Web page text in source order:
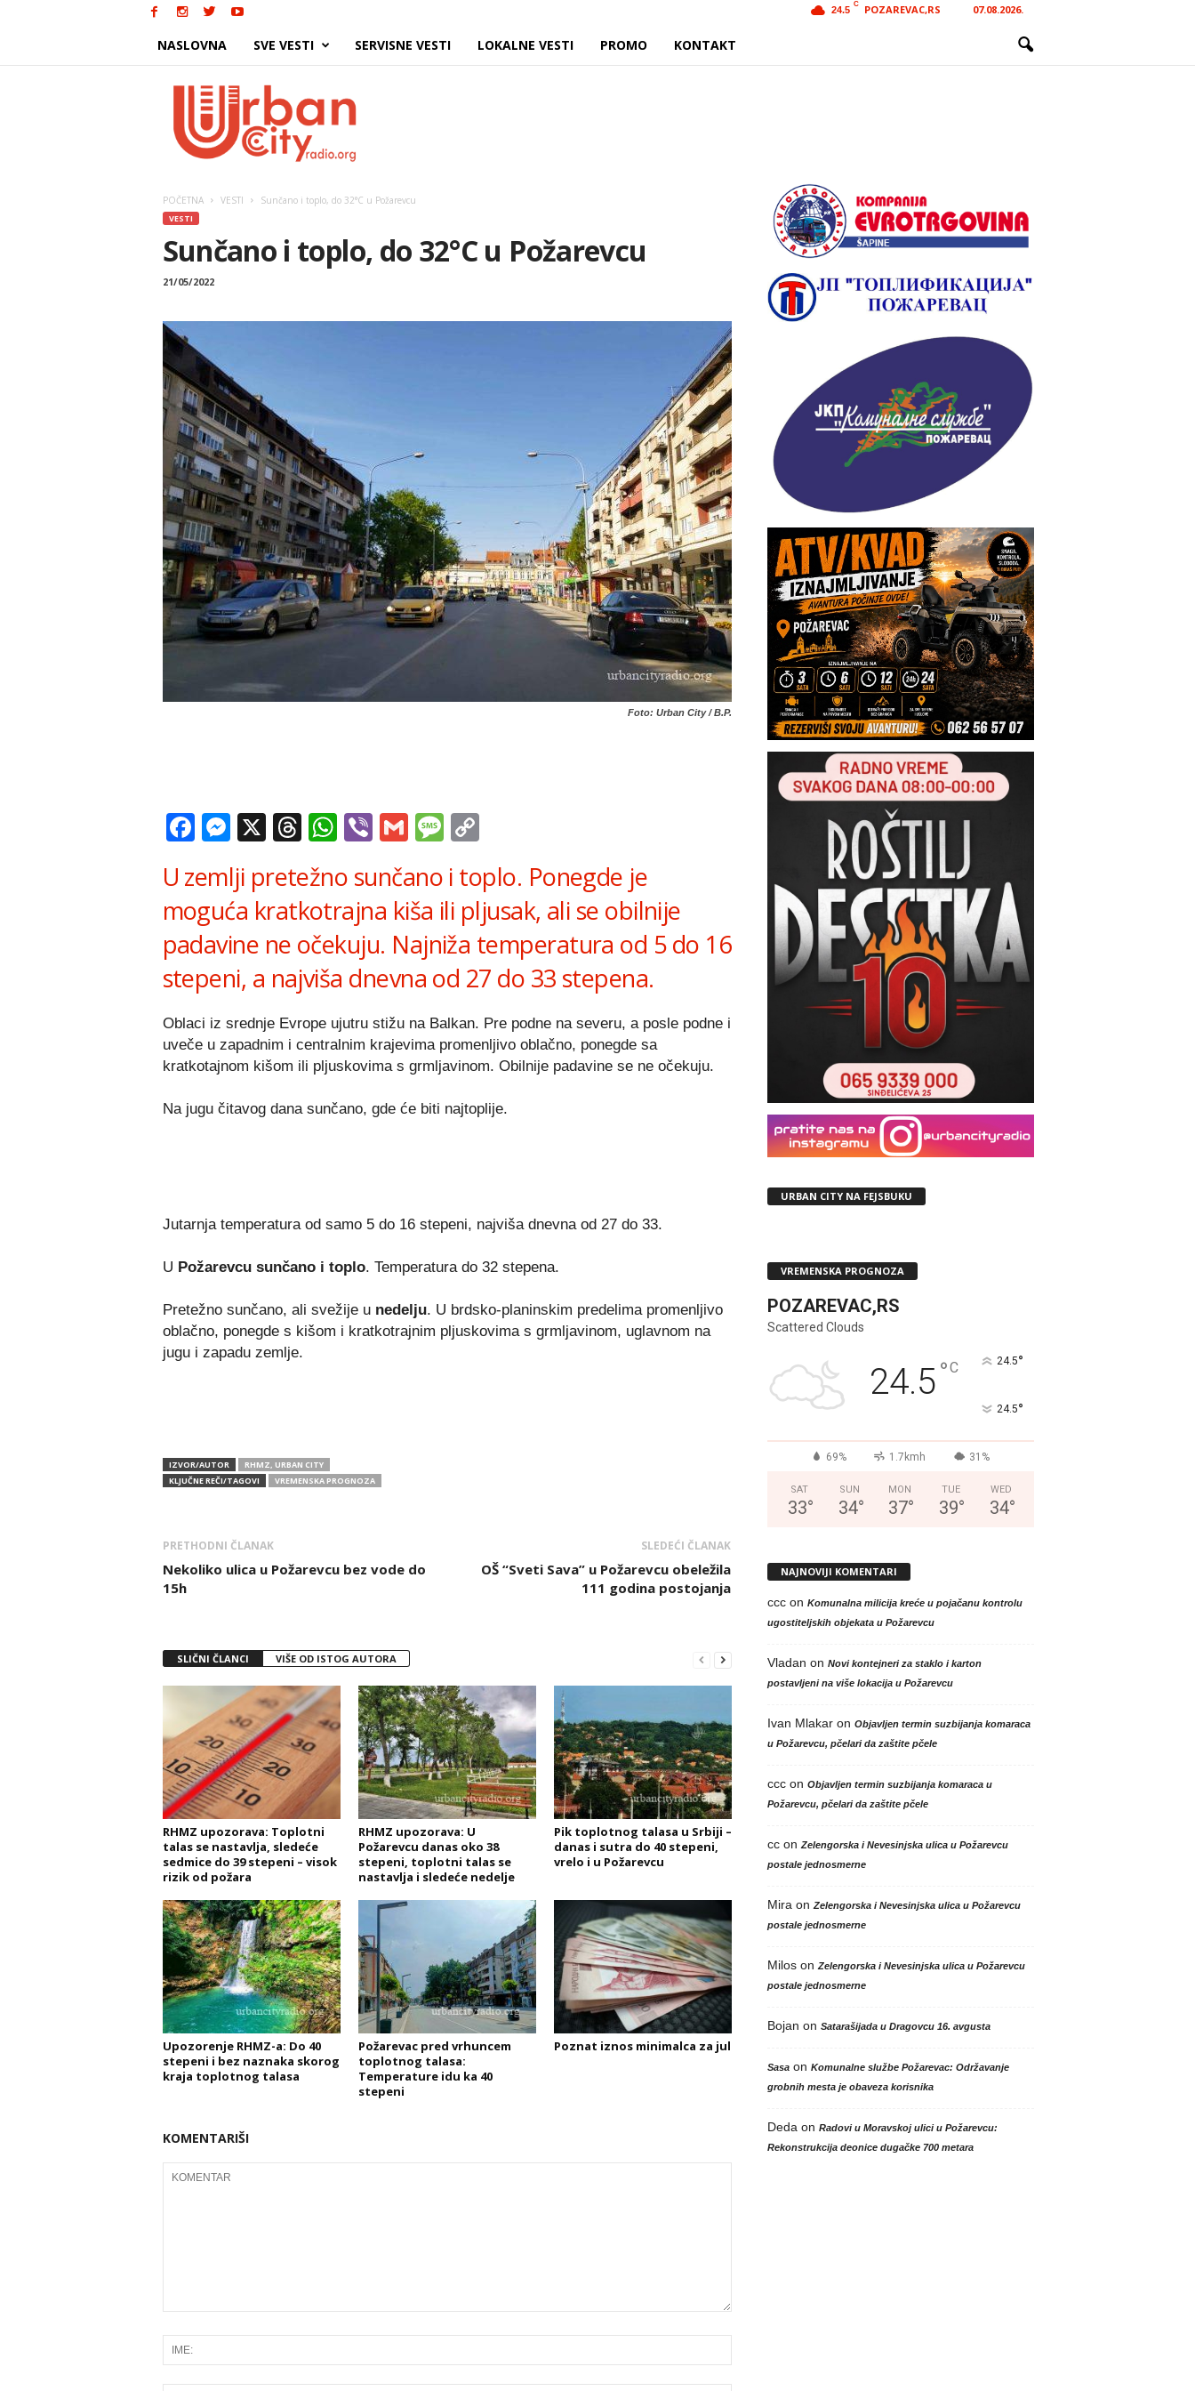
24.5
C POZAREVAC,RS 07.08.2026.
NASLOVNA SVE VESTI SERVISNE VESTI LOKALNE VESTI PROMO KONTAKT
POČETNA VESTI Sunčano i toplo, do 32°C u Požarevcu
VESTI
Sunčano i toplo, do 32°C u Požarevcu
21/05/2022
Foto: Urban City / B.P.
Facebook
Messenger
X Threads
WhatsApp
ViberGmailMessage
U zemlji pretežno sunčano i toplo. Ponegde je
moguća kratkotrajna kiša ili pljusak, ali se obilnije
padavine ne očekuju. Najniža temperatura od 5 do 16
stepeni, a najviša dnevna od 27 do 33 stepena.
Oblaci iz srednje Evrope ujutru stižu na Balkan. Pre podne na severu, a posle podne i
uveče u zapadnim i centralnim krajevima promenljivo oblačno, ponegde sa
kratkotajnom kišom ili pljuskovima s grmljavinom. Obilnije padavine se ne očekuju.
Na jugu čitavog dana sunčano, gde će biti najtoplije.
Jutarnja temperatura od samo 5 do 16 stepeni, najviša dnevna od 27 do 33.
U Požarevcu sunčano i toplo. Temperatura do 32 stepena.
Pretežno sunčano, ali svežije u nedelju. U brdsko-planinskim predelima promenljivo
oblačno, ponegde s kišom i kratkotrajnim pljuskovima s grmljavinom, uglavnom na
jugu i zapadu zemlje.
IZVOR/AUTOR
RHMZ, URBAN CITY
KLJUČNE REČI/TAGOVI
VREMENSKA PROGNOZA
PRETHODNI ČLANAK
Nekoliko ulica u Požarevcu bez vode do
15h
SLEDEĆI ČLANAK
OŠ “Sveti Sava” u Požarevcu obeležila
111 godina postojanja
SLIČNI ČLANCI VIŠE OD ISTOG AUTORA
RHMZ upozorava: Toplotni
talas se nastavlja, sledeće
sedmice do 39 stepeni – visok
rizik od požara
RHMZ upozorava: U
Požarevcu danas oko 38
stepeni, toplotni talas se
nastavlja i sledeće nedelje
Pik toplotnog talasa u Srbiji –
danas i sutra do 40 stepeni,
vrelo i u Požarevcu
Upozorenje RHMZ-a: Do 40
stepeni i bez naznaka skorog
kraja toplotnog talasa
Požarevac pred vrhuncem
toplotnog talasa:
Temperature idu ka 40
stepeni
Poznat iznos minimalca za jul
KOMENTARIŠI
URBAN CITY NA FEJSBUKU
VREMENSKA PROGNOZA
POZAREVAC,RS
Scattered Clouds
24.5°C 24.5°
24.5°
69% 1.7kmh 31%
SAT
33°
SUN
34°
MON
37°
TUE
39°
WED
34°
NAJNOVIJI KOMENTARI
cccon Komunalna milicija kreće u pojačanu kontrolu
ugostiteljskih objekata u Požarevcu
Vladan on Novi kontejneri za staklo i karton
postavljeni na više lokacija u Požarevcu
Ivan Mlakaron Objavljen termin suzbijanja komaraca
u Požarevcu, pčelari da zaštite pčele
cccon Objavljen termin suzbijanja komaraca u
Požarevcu, pčelari da zaštite pčele
ccon Zelengorska i Nevesinjska ulica u Požarevcu
postale jednosmerne
Mira on Zelengorska i Nevesinjska ulica u Požarevcu
postale jednosmerne
Miloson Zelengorska i Nevesinjska ulica u Požarevcu
postale jednosmerne
Bojan on Satarašijada u Dragovcu 16. avgusta
Sasaon Komunalne službe Požarevac: Održavanje
grobnih mesta je obaveza korisnika
Deda on Radovi u Moravskoj ulici u Požarevcu:
Rekonstrukcija deonice dugačke 700 metara